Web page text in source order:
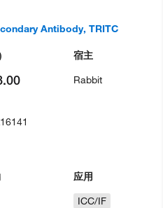
Antibody, TRITC
宿主
Rabbit
应用
ICC/IF